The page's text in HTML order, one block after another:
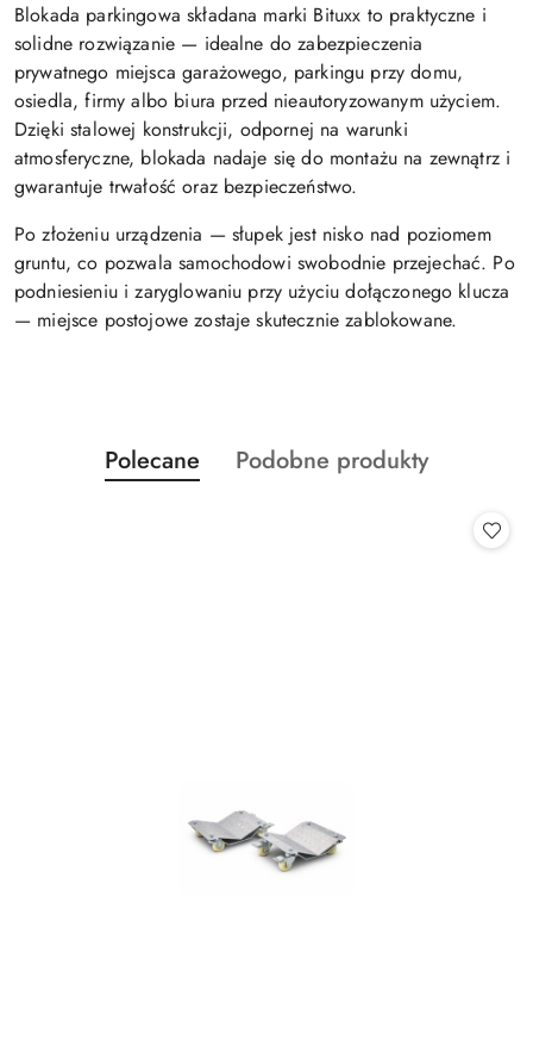
Blokada parkingowa składana marki Bituxx to praktyczne i
solidne rozwiązanie — idealne do zabezpieczenia
prywatnego miejsca garażowego, parkingu przy domu,
osiedla, firmy albo biura przed nieautoryzowanym użyciem.
Dzięki stalowej konstrukcji, odpornej na warunki
atmosferyczne, blokada nadaje się do montażu na zewnątrz i
gwarantuje trwałość oraz bezpieczeństwo.
Po złożeniu urządzenia — słupek jest nisko nad poziomem
gruntu, co pozwala samochodowi swobodnie przejechać. Po
podniesieniu i zaryglowaniu przy użyciu dołączonego klucza
— miejsce postojowe zostaje skutecznie zablokowane.
Pomiń karuzelę produktów
Produkty
o
Polecane
Produkty
Podobne produkty